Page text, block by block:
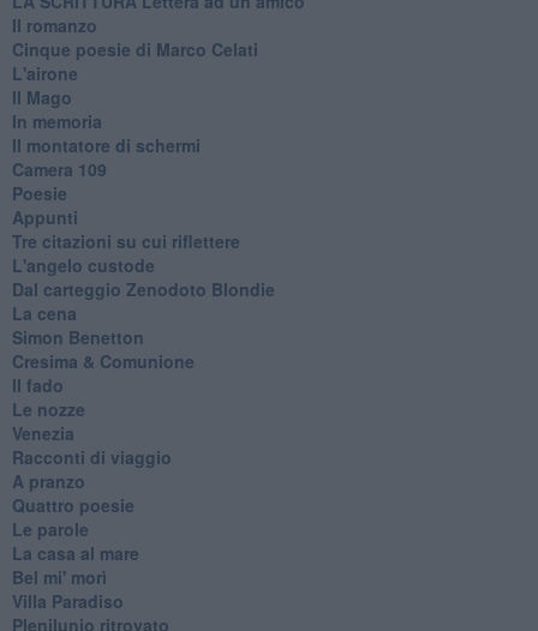
Il romanzo
Cinque poesie di Marco Celati
L'airone
Il Mago
In memoria
Il montatore di schermi
Camera 109
Poesie
Appunti
Tre citazioni su cui riflettere
L'angelo custode
Dal carteggio Zenodoto Blondie
La cena
Simon Benetton
Cresima & Comunione
Il fado
Le nozze
Venezia
Racconti di viaggio
A pranzo
Quattro poesie
Le parole
La casa al mare
Bel mi' morì
Villa Paradiso
Plenilunio ritrovato